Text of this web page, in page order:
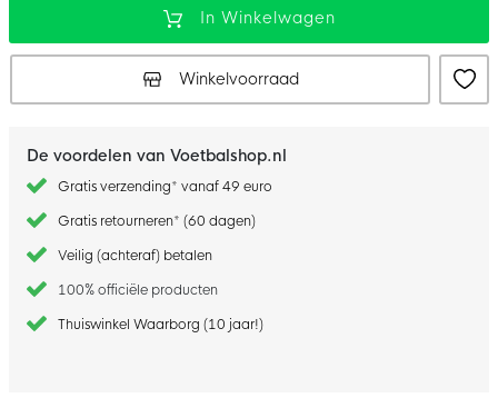
In Winkelwagen
Winkelvoorraad
De voordelen van Voetbalshop.nl
Gratis verzending* vanaf 49 euro
Gratis retourneren* (60 dagen)
Veilig (achteraf) betalen
100% officiële producten
Thuiswinkel Waarborg (10 jaar!)